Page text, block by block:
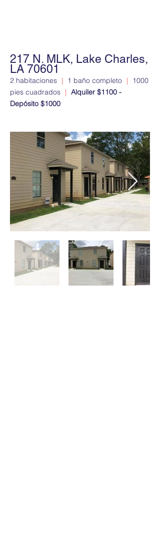
217 N. MLK, Lake Charles,
LA 70601
2 habitaciones | 1 baño completo |
1000
pies cuadrados | Alquiler $1100 -
Depósito $1000